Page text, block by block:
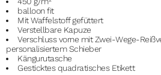
balloon fit
Mit Waffelstoff gefüttert
Verstellbare Kapuze
Verschluss vorne mit Zwei-Wege-
personalisiertem Schieber
Kängurutasche
Gesticktes quadratisches Etikett